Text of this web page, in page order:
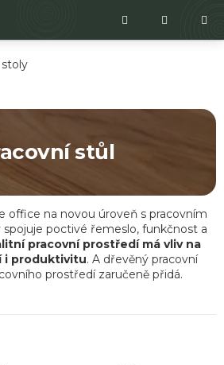
KOŠÍK
stoly
stůl
office na novou úroveň s pracovním
poctivé řemeslo, funkčnost a
pracovní prostředí má vliv na
i produktivitu. A dřevěný pracovní
prostředí zaručeně přidá.